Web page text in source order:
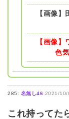
【画像
【画像
色
285: 名無し46 2021/10/
これ持ってた